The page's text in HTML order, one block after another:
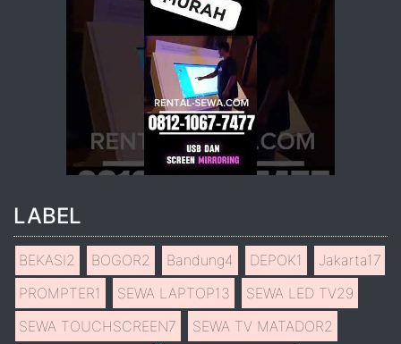
LABEL
BEKASI2 BOGOR2 Bandung4 DEPOK1 Jakarta17
PROMPTER1 SEWA LAPTOP13 SEWA LED TV29
SEWA TOUCHSCREEN7 SEWA TV MATADOR2